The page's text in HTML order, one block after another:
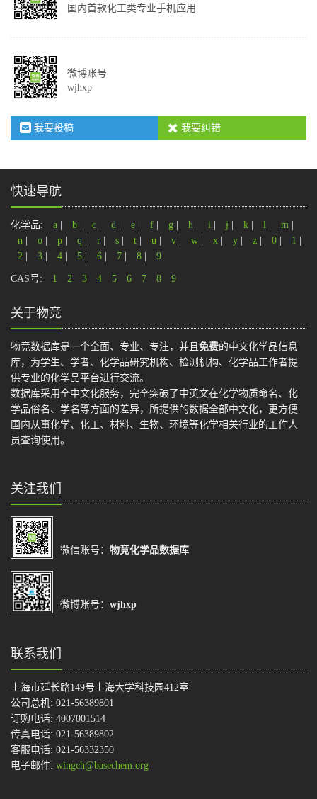
国内首款化工类专业手机应用
微博账号
wjhxp
我要投稿 我要纠错
快速导航
化学品: a b c d e f g h i j k l m
n
o p q r s t u v w x y z 0 1
2
3 4 5 6 7 8 9
CAS号: 1 2 3 4 5 6 7 8 9
关于物竞
物竞数据库是一个全面、专业、专注，并且 免费的中文化学品信息
库，为学生、学者、化学品研究机构、检测机构、化学品工作者提
供专业的化学品平台进行交流。
数据库采用全中文化服务，完全突破了中英文在化学物质命名、化
学品俗名、学名等方面的差异，所提供的数据全部中文化，更方便
国内从事化学、化工、材料、生物、环境等化学相关行业的工作人
员查询使用。
关注我们
微信账号： 物竞化学品数据库
微博账号： wjhxp
联系我们
上海市延长路149号上海大学科技园412室
公司总机: 021-56389801
订购电话: 4007001514
传真电话: 021-56389802
客服电话: 021-56332350
电子邮件: wingch@basechem.org